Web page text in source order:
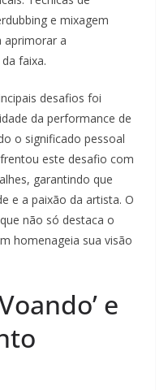
e mixagem
aprimorar a
faixa.
desafios foi
da performance de
o significado pessoal
este desafio com
garantindo que
e a paixão da artista. O
não só destaca o
homenageia sua visão
e